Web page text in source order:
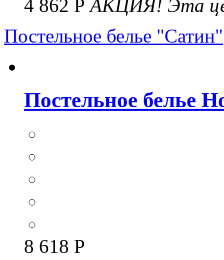
4 862 РАКЦИЯ! Эта
Постельное белье "Сатин"
Постельное белье
8 618 Р